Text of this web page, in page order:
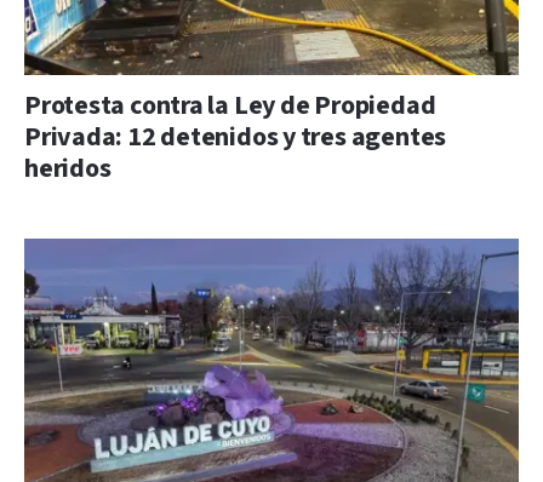
Protesta contra la Ley de Propiedad
Privada: 12 detenidos y tres agentes
heridos